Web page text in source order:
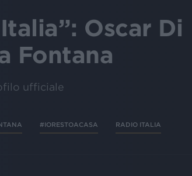
Oscar Di
Fontana
ufficiale
#IORESTOACASA RADIO ITALIA